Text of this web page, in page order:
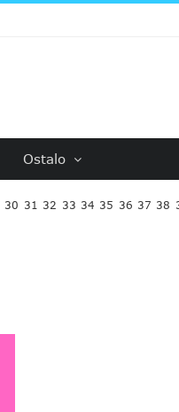
Ostalo
30 31 32 33 34 35 36 37 38